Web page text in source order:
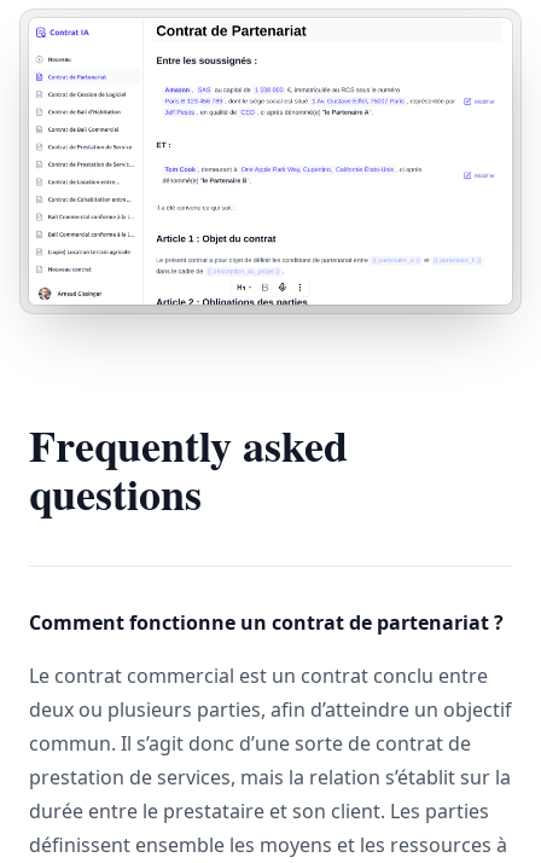
Frequently asked
questions
Comment fonctionne un contrat de partenariat ?
Le contrat commercial est un contrat conclu entre
deux ou plusieurs parties, afin d’atteindre un objectif
commun. Il s’agit donc d’une sorte de contrat de
prestation de services, mais la relation s’établit sur la
durée entre le prestataire et son client. Les parties
définissent ensemble les moyens et les ressources à